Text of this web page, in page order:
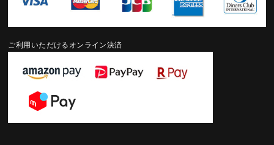
ご利用いただけるオンライン決済